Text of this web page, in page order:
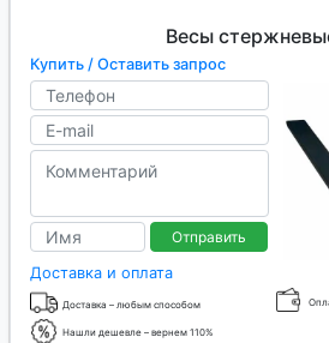
Весы
Купить / Оставить запрос
Отправить
Доставка и оплата
Доставка – любым способом
Нашли дешевле – вернем 110%